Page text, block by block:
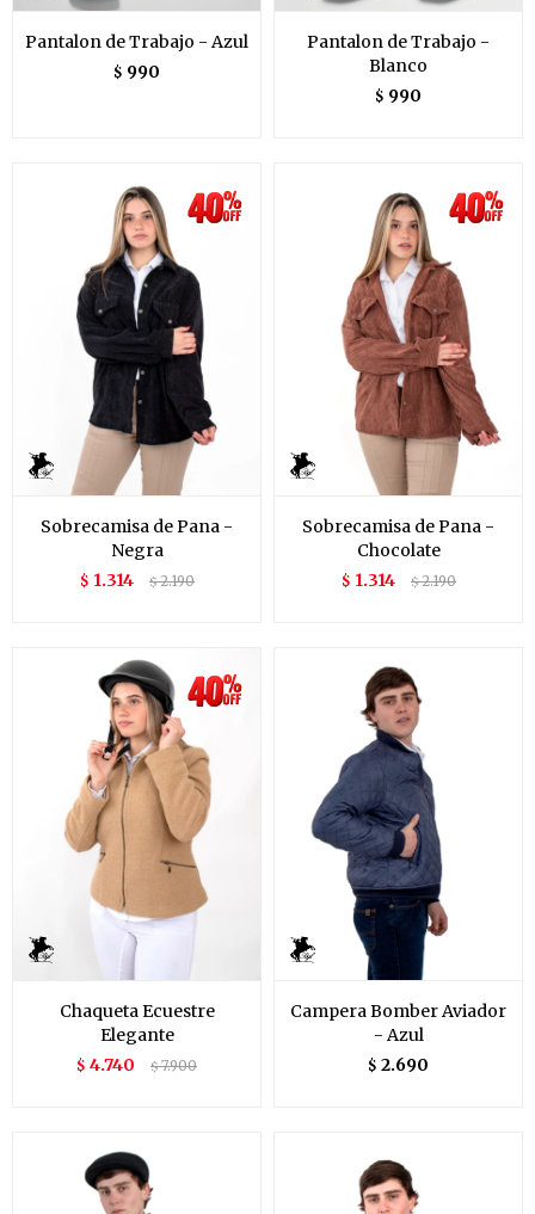
Pantalon de Trabajo - Azul
$ 990
Pantalon de Trabajo -
Blanco
$ 990
Sobrecamisa de Pana -
Negra
$ 1.314 $2.190
Sobrecamisa de Pana -
Chocolate
$ 1.314 $2.190
Chaqueta Ecuestre
Elegante
$ 4.740 $7.900
Campera Bomber Aviador
- Azul
$ 2.690